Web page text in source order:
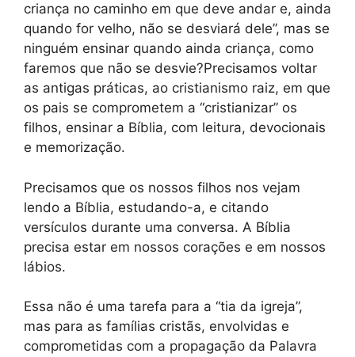
criança no caminho em que deve andar e, ainda
quando for velho, não se desviará dele”, mas se
ninguém ensinar quando ainda criança, como
faremos que não se desvie?Precisamos voltar
as antigas práticas, ao cristianismo raiz, em que
os pais se comprometem a “cristianizar” os
filhos, ensinar a Bíblia, com leitura, devocionais
e memorização.
Precisamos que os nossos filhos nos vejam
lendo a Bíblia, estudando-a, e citando
versículos durante uma conversa. A Bíblia
precisa estar em nossos corações e em nossos
lábios.
Essa não é uma tarefa para a “tia da igreja”,
mas para as famílias cristãs, envolvidas e
comprometidas com a propagação da Palavra